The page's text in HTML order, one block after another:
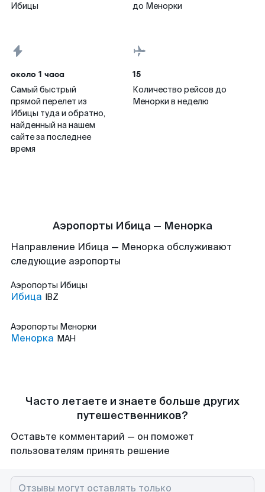
Ибицы
до Менорки
около 1 часа
Самый быстрый
прямой перелет из
Ибицы туда и обратно,
найденный на нашем
сайте за последнее
время
15
Количество рейсов до
Менорки в неделю
Аэропорты Ибица — Менорка
Направление Ибица — Менорка обслуживают
следующие аэропорты
Аэропорты Ибицы
Ибица IBZ
Аэропорты Менорки
Менорка MAH
Часто летаете и знаете больше других
путешественников?
Оставьте комментарий — он поможет
пользователям принять решение